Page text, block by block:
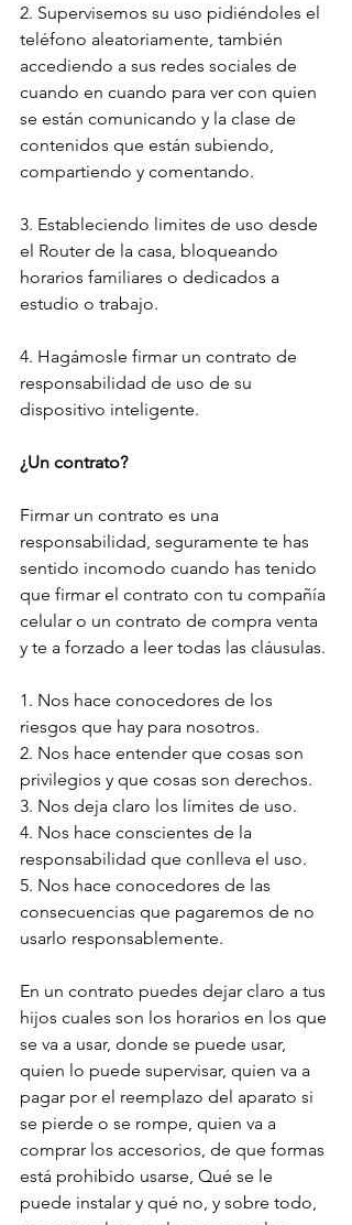
2. Supervisemos su uso pidiéndoles el
teléfono aleatoriamente, también
accediendo a sus redes sociales de
cuando en cuando para ver con quien
se están comunicando y la clase de
contenidos que están subiendo,
compartiendo y comentando.
3. Estableciendo limites de uso desde
el Router de la casa, bloqueando
horarios familiares o dedicados a
estudio o trabajo.
4. Hagámosle firmar un contrato de
responsabilidad de uso de su
dispositivo inteligente.
¿Un contrato?
Firmar un contrato es una
responsabilidad, seguramente te has
sentido incomodo cuando has tenido
que firmar el contrato con tu compañía
celular o un contrato de compra venta
y te a forzado a leer todas las cláusulas.
1. Nos hace conocedores de los
riesgos que hay para nosotros.
2. Nos hace entender que cosas son
privilegios y que cosas son derechos.
3. Nos deja claro los límites de uso.
4. Nos hace conscientes de la
responsabilidad que conlleva el uso.
5. Nos hace conocedores de las
consecuencias que pagaremos de no
usarlo responsablemente.
En un contrato puedes dejar claro a tus
hijos cuales son los horarios en los que
se va a usar, donde se puede usar,
quien lo puede supervisar, quien va a
pagar por el reemplazo del aparato si
se pierde o se rompe, quien va a
comprar los accesorios, de que formas
está prohibido usarse, Qué se le
puede instalar y qué no, y sobre todo,